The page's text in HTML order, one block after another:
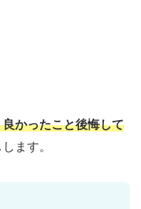
かったこと後悔して
ます。